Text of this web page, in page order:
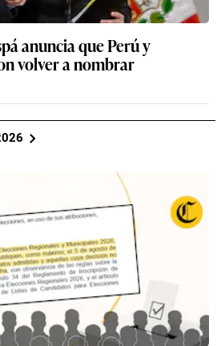
anuncia que Perú y
volver a nombrar